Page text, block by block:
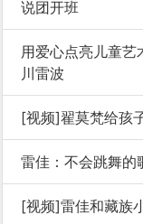
说团开班
用爱心点亮儿童
川雷波
[视频]翟莫梵给孩
雷佳：不会跳舞的
[视频]雷佳和藏族